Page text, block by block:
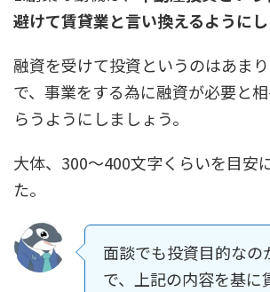
避けて賃貸業と言い換えるようにし
融資を受けて投資というのはあま
で、事業をする為に融資が必要と
らうようにしましょう。
大体、300～400文字くらいを目安
た。
面談でも投資目的なの
で、上記の内容を基に